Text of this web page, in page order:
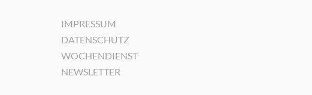
IMPRESSUM
DATENSCHUTZ
WOCHENDIENST
NEWSLETTER